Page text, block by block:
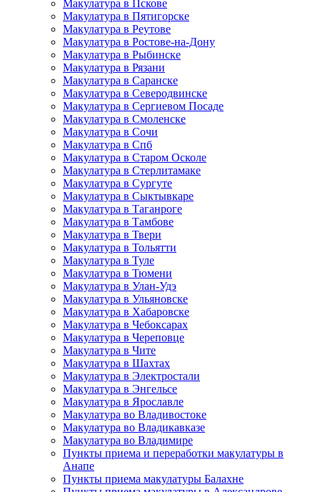
Макулатура в Пскове
Макулатура в Пятигорске
Макулатура в Реутове
Макулатура в Ростове-на-Дону
Макулатура в Рыбинске
Макулатура в Рязани
Макулатура в Саранске
Макулатура в Северодвинске
Макулатура в Сергиевом Посаде
Макулатура в Смоленске
Макулатура в Сочи
Макулатура в Спб
Макулатура в Старом Осколе
Макулатура в Стерлитамаке
Макулатура в Сургуте
Макулатура в Сыктывкаре
Макулатура в Таганроге
Макулатура в Тамбове
Макулатура в Твери
Макулатура в Тольятти
Макулатура в Туле
Макулатура в Тюмени
Макулатура в Улан-Удэ
Макулатура в Ульяновске
Макулатура в Хабаровске
Макулатура в Чебоксарах
Макулатура в Череповце
Макулатура в Чите
Макулатура в Шахтах
Макулатура в Электростали
Макулатура в Энгельсе
Макулатура в Ярославле
Макулатура во Владивостоке
Макулатура во Владикавказе
Макулатура во Владимире
Пункты приема и переработки макулатуры в
Анапе
Пункты приема макулатуры Балахне